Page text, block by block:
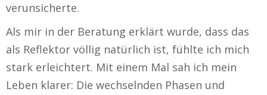
verunsicherte.
Als mir in der Beratung erklärt wurde, dass das
als Reflektor völlig natürlich ist, fühlte ich mich
stark erleichtert. Mit einem Mal sah ich mein
Leben klarer: Die wechselnden Phasen und